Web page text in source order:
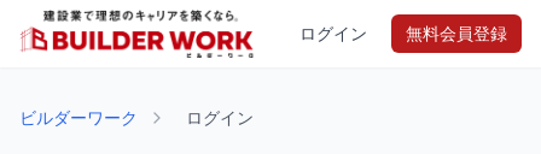
ログイン 無料会員登録
ビルダーワーク ログイン